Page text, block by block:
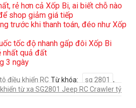
rẻ hơn cả Xốp Bi, ai biết chỗ nào
shop giảm giá tiếp
trước khi thanh toán, đéo như Xốp
tốc độ nhanh gấp đôi Xốp Bi
nhất quả đất
3 ngày
điều khiển RC Từ khóa: sg 2801
,
từ xa SG2801 Jeep RC Crawler tỷ